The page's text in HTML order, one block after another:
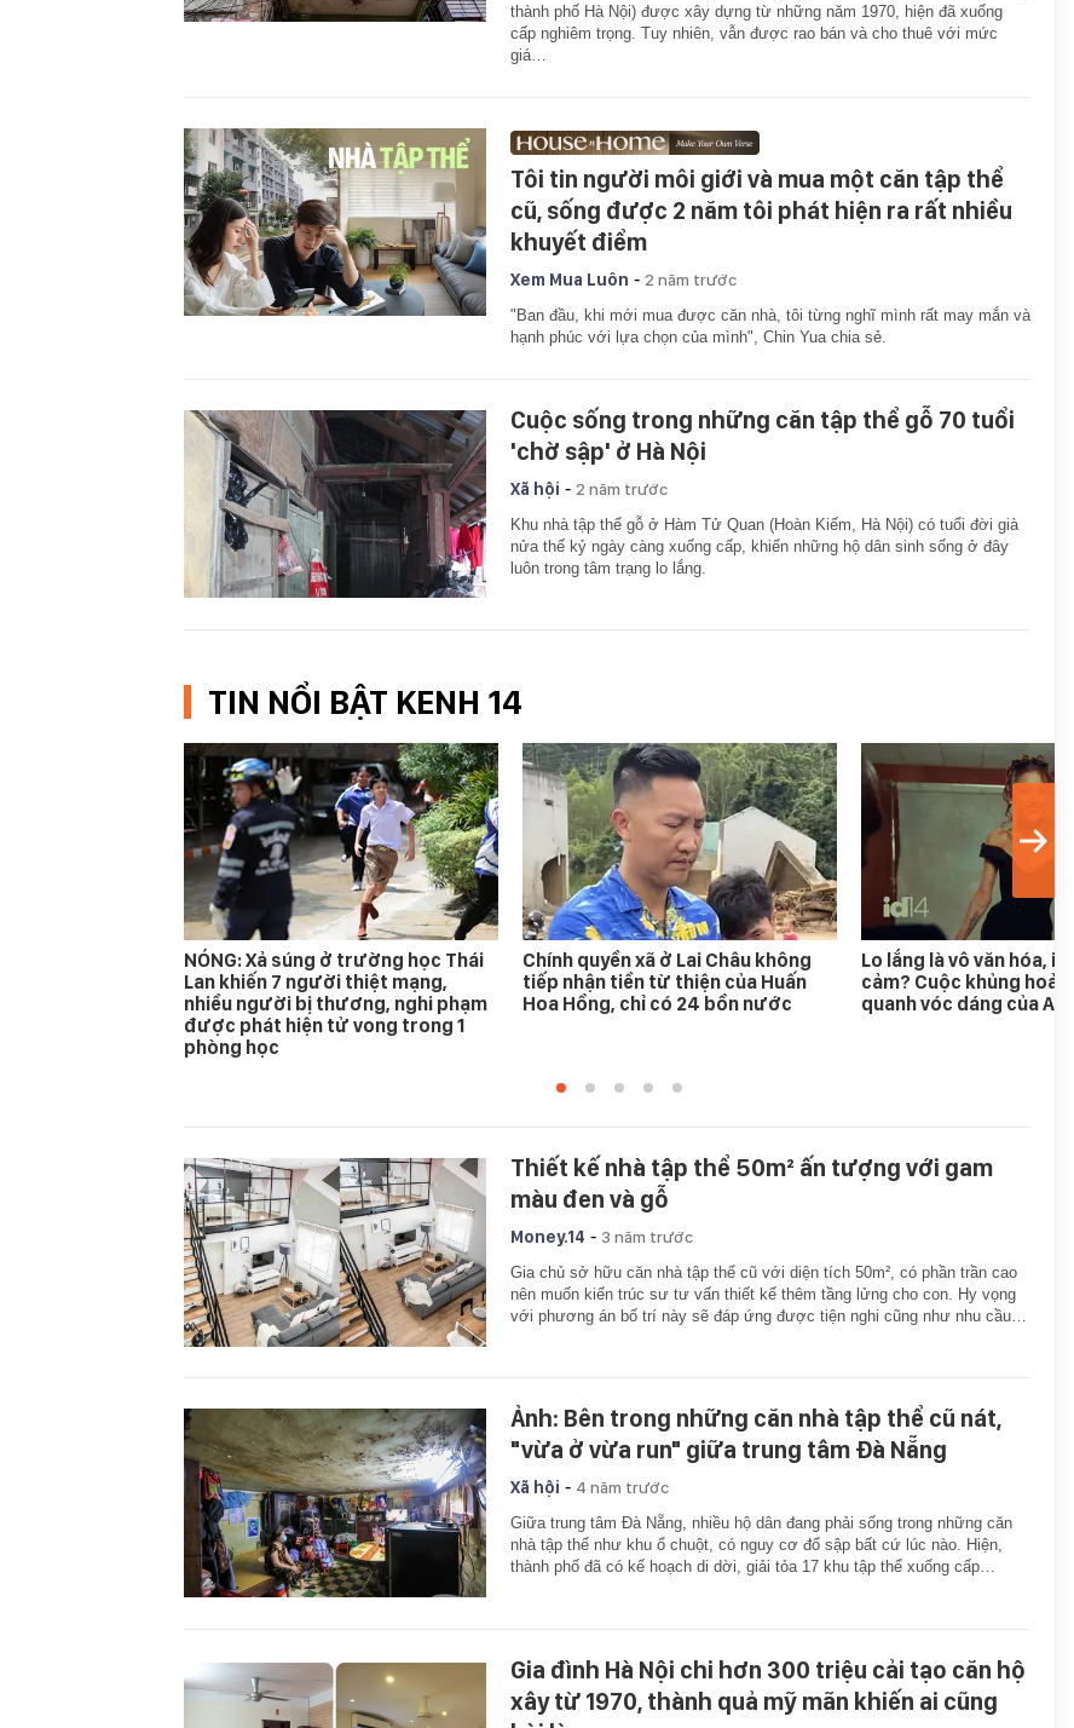
thành phố Hà Nội) được xây dựng từ những năm 1970, hiện đã xuống
cấp nghiêm trọng. Tuy nhiên, vẫn được rao bán và cho thuê với mức
giá…
Tôi tin người môi giới và mua một căn tập thể
cũ, sống được 2 năm tôi phát hiện ra rất nhiều
khuyết điểm
Xem Mua Luôn - 2 năm trước
"Ban đầu, khi mới mua được căn nhà, tôi từng nghĩ mình rất may mắn và
hạnh phúc với lựa chọn của mình", Chin Yua chia sẻ.
Cuộc sống trong những căn tập thể gỗ 70 tuổi
'chờ sập' ở Hà Nội
Xã hội - 2 năm trước
Khu nhà tập thể gỗ ở Hàm Tử Quan (Hoàn Kiếm, Hà Nội) có tuổi đời già
nửa thế kỷ ngày càng xuống cấp, khiến những hộ dân sinh sống ở đây
luôn trong tâm trạng lo lắng.
TIN NỔI BẬT KENH 14
NÓNG: Xả súng ở trường học Thái
Lan khiến 7 người thiệt mạng,
nhiều người bị thương, nghi phạm
được phát hiện tử vong trong 1
phòng học
Chính quyền xã ở Lai Châu không
tiếp nhận tiền từ thiện của Huấn
Hoa Hồng, chỉ có 24 bồn nước
Lo lắng là vô văn hóa, im
cảm? Cuộc khủng
quanh vóc dáng của
Thiết kế nhà tập thể 50m² ấn tượng với gam
màu đen và gỗ
Money.14 - 3 năm trước
Gia chủ sở hữu căn nhà tập thể cũ với diện tích 50m², có phần trần cao
nên muốn kiến trúc sư tư vấn thiết kế thêm tầng lửng cho con. Hy vọng
với phương án bố trí này sẽ đáp ứng được tiện nghi cũng như nhu cầu…
Ảnh: Bên trong những căn nhà tập thể cũ nát,
"vừa ở vừa run" giữa trung tâm Đà Nẵng
Xã hội - 4 năm trước
Giữa trung tâm Đà Nẵng, nhiều hộ dân đang phải sống trong những căn
nhà tập thể như khu ổ chuột, có nguy cơ đổ sập bất cứ lúc nào. Hiện,
thành phố đã có kế hoạch di dời, giải tỏa 17 khu tập thể xuống cấp…
Gia đình Hà Nội chi hơn 300 triệu cải tạo căn hộ
xây từ 1970, thành quả mỹ mãn khiến ai cũng